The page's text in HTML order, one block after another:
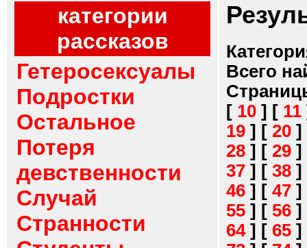
категории
рассказов
Гетеросексуалы
Подростки
Остальное
Потеря
девственности
Случай
Странности
Всего
[ 10 ] [ 11
19 ] [ 20 ]
28 ] [ 29 ]
37 ] [ 38 ]
46 ] [ 47 ]
55 ] [ 56 ]
64] [ 65 ]